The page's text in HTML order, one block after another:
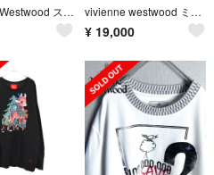
Vivienne Westwood スウェット vivienne westwood ミルキーウェイ クリアストーン スウェット
¥ 19,000